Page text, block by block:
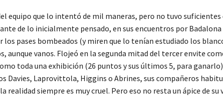
equipo que lo intentó de mil maneras, pero no tuvo
de lo inicialmente pensado, en sus encuentros por
pases bombeados (y miren que lo tenían estudiado los
vanos. Flojeó en la segunda mitad del tercer envite
toda una exhibición (26 puntos y sus últimos 5, para
Davies, Laprovittola, Higgins o Abrines, sus compañeros
realidad siempre es muy cruel. Pero eso no resta un ápice de